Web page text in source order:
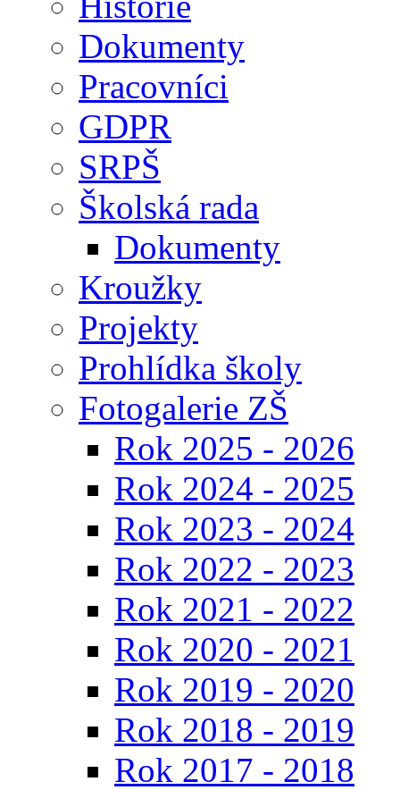
Dokumenty
Pracovníci
GDPR
SRPŠ
Školská rada
Dokumenty
Kroužky
Projekty
Prohlídka školy
Fotogalerie ZŠ
Rok 2025 - 2026
Rok 2024 - 2025
Rok 2023 - 2024
Rok 2022 - 2023
Rok 2021 - 2022
Rok 2020 - 2021
Rok 2019 - 2020
Rok 2018 - 2019
Rok 2017 - 2018